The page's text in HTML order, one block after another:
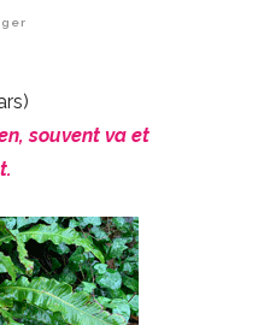
souvent va et